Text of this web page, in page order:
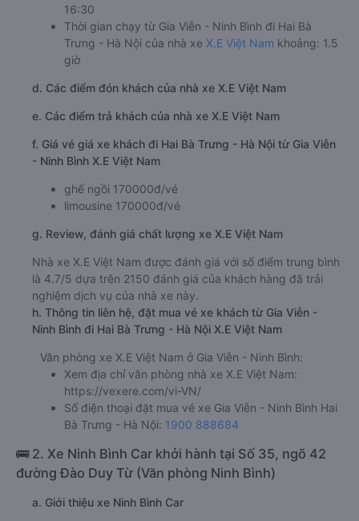
16:30
Thời gian chạy từ Gia Viễn - Ninh Bình đi Hai Bà
Trưng - Hà Nội của nhà xe X.E Việt Nam khoảng: 1.5
giờ
d. Các điểm đón khách của nhà xe X.E Việt Nam
e. Các điểm trả khách của nhà xe X.E Việt Nam
f. Giá vé giá xe khách đi Hai Bà Trưng - Hà Nội từ Gia Viễn
- Ninh Bình X.E Việt Nam
ghế ngồi 170000đ/vé
limousine 170000đ/vé
g. Review, đánh giá chất lượng xe X.E Việt Nam
Nhà xe X.E Việt Nam được đánh giá với số điểm trung bình
là 4.7/5 dựa trên 2150 đánh giá của khách hàng đã trải
nghiệm dịch vụ của nhà xe này.
h. Thông tin liên hệ, đặt mua vé xe khách từ Gia Viễn -
Ninh Bình đi Hai Bà Trưng - Hà Nội X.E Việt Nam
Văn phòng xe X.E Việt Nam ở Gia Viễn - Ninh Bình:
Xem địa chỉ văn phòng nhà xe X.E Việt Nam:
https://vexere.com/vi-VN/
Số điện thoại đặt mua vé xe Gia Viễn - Ninh Bình Hai
Bà Trưng - Hà Nội: 1900 888684
🚌 2. Xe Ninh Bình Car khởi hành tại Số 35, ngõ 42
đường Đào Duy Từ (Văn phòng Ninh Bình)
a. Giới thiệu xe Ninh Bình Car